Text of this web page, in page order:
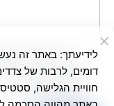
בשליחת
ליצירת קשר
הפרטיותבאתר.
דומים, לרבות של
חוויית הגלישה,